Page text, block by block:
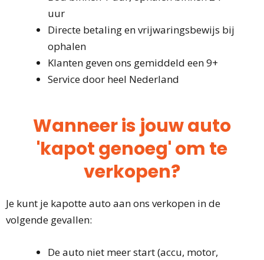
uur
Directe betaling en vrijwaringsbewijs bij
ophalen
Klanten geven ons gemiddeld een 9+
Service door heel Nederland
Wanneer is jouw auto
'kapot genoeg' om te
verkopen?
Je kunt je kapotte auto aan ons verkopen in de
volgende gevallen:
De auto niet meer start (accu, motor,